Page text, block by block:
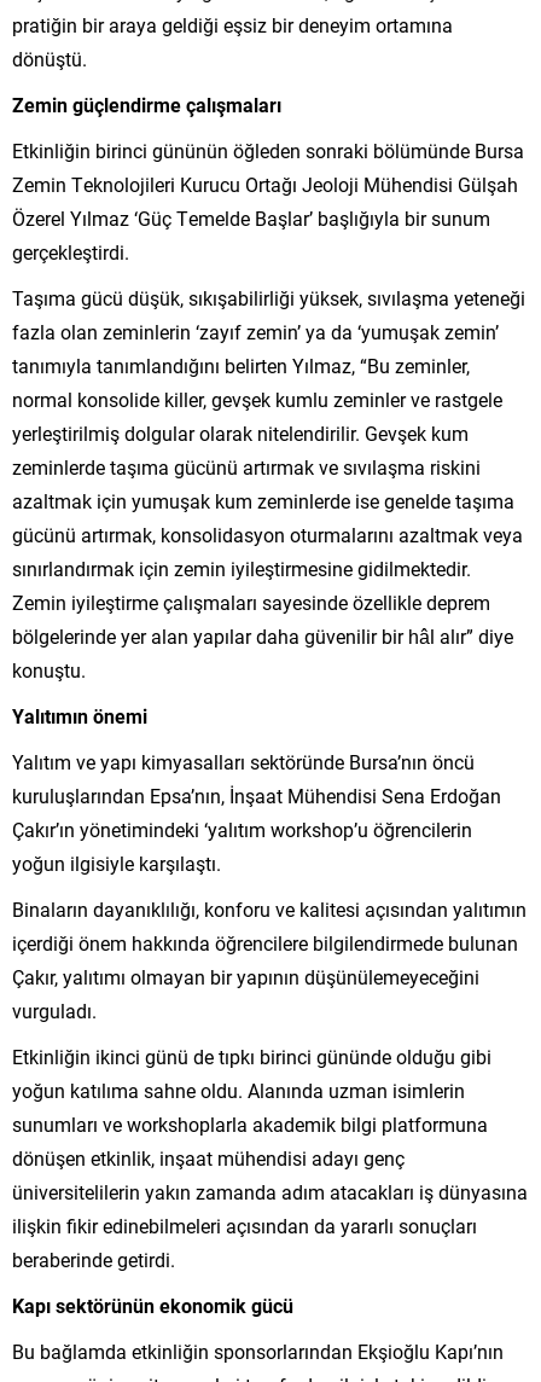
pratiğin bir araya geldiği eşsiz bir deneyim ortamına
dönüştü.
Zemin güçlendirme çalışmaları
Etkinliğin birinci gününün öğleden sonraki bölümünde Bursa
Zemin Teknolojileri Kurucu Ortağı Jeoloji Mühendisi Gülşah
Özerel Yılmaz ‘Güç Temelde Başlar’ başlığıyla bir sunum
gerçekleştirdi.
Taşıma gücü düşük, sıkışabilirliği yüksek, sıvılaşma yeteneği
fazla olan zeminlerin ‘zayıf zemin’ ya da ‘yumuşak zemin’
tanımıyla tanımlandığını belirten Yılmaz, “Bu zeminler,
normal konsolide killer, gevşek kumlu zeminler ve rastgele
yerleştirilmiş dolgular olarak nitelendirilir. Gevşek kum
zeminlerde taşıma gücünü artırmak ve sıvılaşma riskini
azaltmak için yumuşak kum zeminlerde ise genelde taşıma
gücünü artırmak, konsolidasyon oturmalarını azaltmak veya
sınırlandırmak için zemin iyileştirmesine gidilmektedir.
Zemin iyileştirme çalışmaları sayesinde özellikle deprem
bölgelerinde yer alan yapılar daha güvenilir bir hâl alır” diye
konuştu.
Yalıtımın önemi
Yalıtım ve yapı kimyasalları sektöründe Bursa’nın öncü
kuruluşlarından Epsa’nın, İnşaat Mühendisi Sena Erdoğan
Çakır’ın yönetimindeki ‘yalıtım workshop’u öğrencilerin
yoğun ilgisiyle karşılaştı.
Binaların dayanıklılığı, konforu ve kalitesi açısından yalıtımın
içerdiği önem hakkında öğrencilere bilgilendirmede bulunan
Çakır, yalıtımı olmayan bir yapının düşünülemeyeceğini
vurguladı.
Etkinliğin ikinci günü de tıpkı birinci gününde olduğu gibi
yoğun katılıma sahne oldu. Alanında uzman isimlerin
sunumları ve workshoplarla akademik bilgi platformuna
dönüşen etkinlik, inşaat mühendisi adayı genç
üniversitelilerin yakın zamanda adım atacakları iş dünyasına
ilişkin fikir edinebilmeleri açısından da yararlı sonuçları
beraberinde getirdi.
Kapı sektörünün ekonomik gücü
Bu bağlamda etkinliğin sponsorlarından Ekşioğlu Kapı’nın